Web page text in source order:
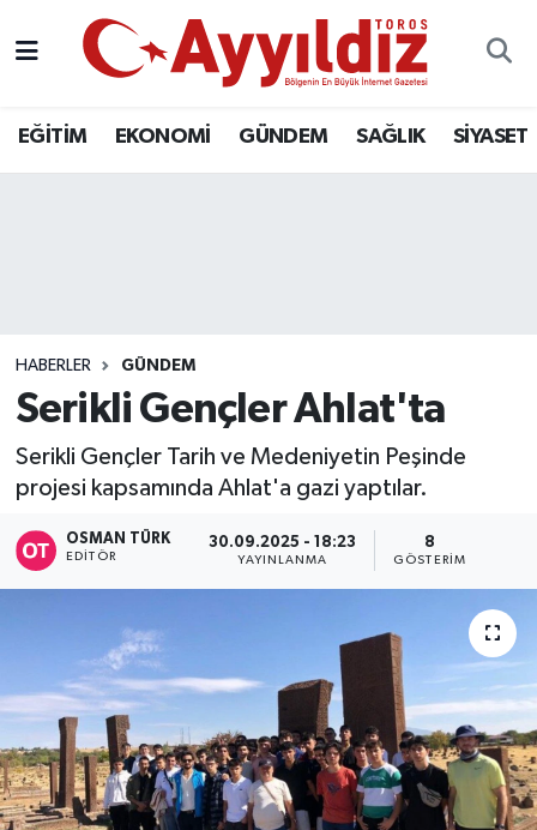
EĞİTİM EKONOMİ GÜNDEM SAĞLIK SİYASET
HABERLER GÜNDEM
Serikli Gençler Ahlat'ta
Serikli Gençler Tarih ve Medeniyetin Peşinde
projesi kapsamında Ahlat'a gazi yaptılar.
OSMAN TÜRK
EDITÖR
30.09.2025 - 18:23
YAYINLANMA
8
GÖSTERIM